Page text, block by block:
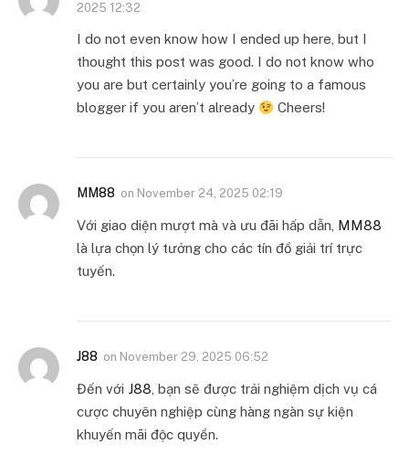
2025 12:32
I do not even know how I ended up here, but I
thought this post was good. I do not know who
you are but certainly you’re going to a famous
blogger if you aren’t already
Cheers!
MM88 on November 24, 2025 02:19
Với giao diện mượt mà và ưu đãi hấp dẫn, MM88
là lựa chọn lý tưởng cho các tín đồ giải trí trực
tuyến.
J88 on November 29, 2025 06:52
Đến với J88 , bạn sẽ được trải nghiệm dịch vụ cá
cược chuyên nghiệp cùng hàng ngàn sự kiện
khuyến mãi độc quyền.